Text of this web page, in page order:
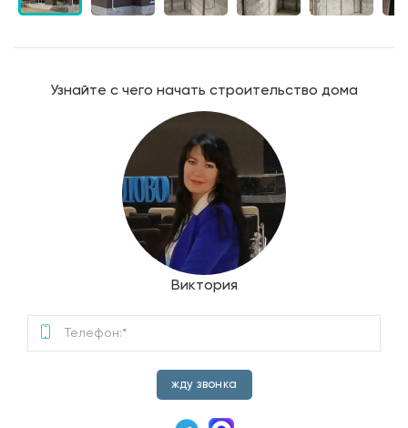
Узнайте с чего начать строительство дома
Виктория
жду звонка